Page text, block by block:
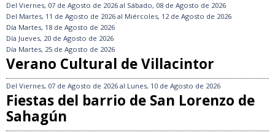
Del Viernes, 07 de Agosto de 2026 al Sábado, 08 de Agosto de 2026
Del Martes, 11 de Agosto de 2026 al Miércoles, 12 de Agosto de 2026
Día Martes, 18 de Agosto de 2026
Día Jueves, 20 de Agosto de 2026
Día Martes, 25 de Agosto de 2026
Verano Cultural de Villacintor
Del Viernes, 07 de Agosto de 2026 al Lunes, 10 de Agosto de 2026
Fiestas del barrio de San Lorenzo de
Sahagún